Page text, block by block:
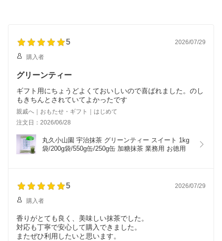
5 2026/07/29
購入者
グリーンティー
ギフト用にちょうどよくておいしいので喜ばれました。のし
もきちんとされていてよかったです
親戚へ｜おもたせ・ギフト｜はじめて
注文日：2026/06/28
丸久小山園 宇治抹茶 グリーンティー スイート 1kg
袋/200g袋/550g缶/250g缶 加糖抹茶 業務用 お徳用
5 2026/07/29
購入者
香りがとても良く、美味しい抹茶でした。
対応も丁寧で安心して購入できました。
またぜひ利用したいと思います。